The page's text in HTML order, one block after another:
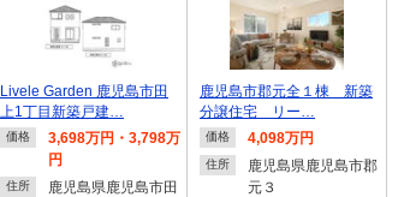
Livele Garden 鹿児島市田
上1丁目新築戸建…
価格
3,698万円・3,798万
円
住所
鹿児島県鹿児島市田
鹿児島市郡元全１棟 新築
分譲住宅 リー…
価格 4,098万円
住所
鹿児島県鹿児島市郡
元３